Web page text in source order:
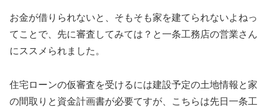
お金が借りられないと、そもそも家を建てられないよねっ
てことで、先に審査してみては？と一条工務店の営業さん
にススメられました。
住宅ローンの仮審査を受けるには建設予定の土地情報と家
の間取りと資金計画書が必要てすが、こちらは先日一条工